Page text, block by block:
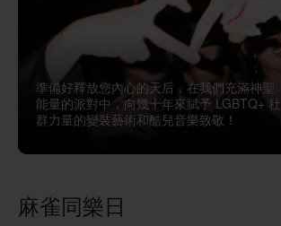
準備好釋放您內心的天后，在我們充滿神聖
能量的派對中，向幾十年來賦予 LGBTQ+ 社
群力量的變裝藝術和酷兒音樂致敬！
麻雀同樂日